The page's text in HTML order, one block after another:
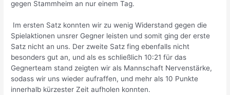
gegen Stammheim an nur einem Tag.
Im ersten Satz konnten wir zu wenig Widerstand gegen die
Spielaktionen unsrer Gegner leisten und somit ging der erste
Satz nicht an uns. Der zweite Satz fing ebenfalls nicht
besonders gut an, und als es schließlich 10:21 für das
Gegnerteam stand zeigten wir als Mannschaft Nervenstärke,
sodass wir uns wieder aufraffen, und mehr als 10 Punkte
innerhalb kürzester Zeit aufholen konnten.